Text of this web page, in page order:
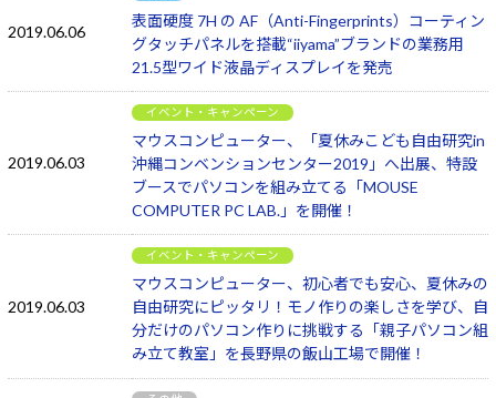
2019.06.06
表面硬度 7H の AF（Anti-Fingerprints）コーティン
グタッチパネルを搭載“iiyama”ブランドの業務用
21.5型ワイド液晶ディスプレイを発売
2019.06.03
イベント・キャンペーン
マウスコンピューター、「夏休みこども自由研究in
沖縄コンベンションセンター2019」へ出展、特設
ブースでパソコンを組み立てる「MOUSE
COMPUTER PC LAB.」を開催！
2019.06.03
イベント・キャンペーン
マウスコンピューター、初心者でも安心、夏休みの
自由研究にピッタリ！モノ作りの楽しさを学び、自
分だけのパソコン作りに挑戦する「親子パソコン組
み立て教室」を長野県の飯山工場で開催！